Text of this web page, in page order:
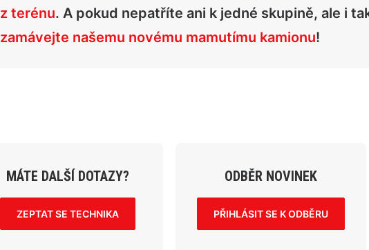
z terénu. A pokud nepatříte ani k jedné skupině, ale i
zamávejte našemu novému mamutímu kamionu!
MÁTE DALŠÍ DOTAZY?
ZEPTAT SE TECHNIKA
ODBĚR NOVINEK
PŘIHLÁSIT SE K ODBĚRU